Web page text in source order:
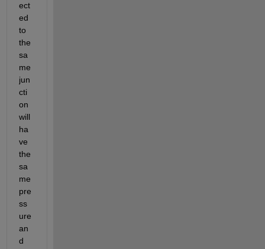
ect
ed
to
the
sa
me
jun
cti
on
will
ha
ve
the
sa
me
pre
ss
ure
an
d